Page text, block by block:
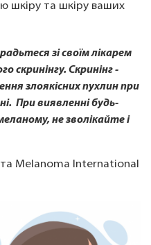
шкіру та шкіру ваших
зі своїм лікарем
скринінгу. Скринінг -
злоякісних пухлин при
При виявленні будь-
не зволікайте і
Melanoma International